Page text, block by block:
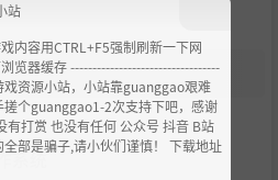
系统
站
内容用CTRL+F5强制刷新一下网
览器缓存 ----------------------------------
资源小站，小站靠guanggao艰难
个guanggao1-2次支持下吧，感谢
有打赏 也没有任何 公众号 抖音 B站
部是骗子,请小伙们谨慎！ 下载地址